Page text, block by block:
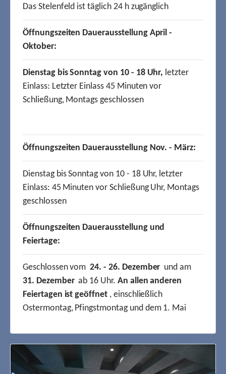
Das Stelenfeld ist täglich 24 h zugänglich
Öffnungszeiten Dauerausstellung April -
Oktober:
Dienstag bis Sonntag von 10 - 18 Uhr, letzter
Einlass: Letzter Einlass 45 Minuten vor
Schließung, Montags geschlossen
Öffnungszeiten Dauerausstellung Nov. - März:
Dienstag bis Sonntag von 10 - 18 Uhr, letzter
Einlass: 45 Minuten vor Schließung Uhr, Montags
geschlossen
Öffnungszeiten Dauerausstellung und
Feiertage:
Geschlossen vom24. - 26. Dezember und am
31. Dezemberab 16 Uhr. An allen anderen
Feiertagen ist geöffnet, einschließlich
Ostermontag, Pfingstmontag und dem 1. Mai